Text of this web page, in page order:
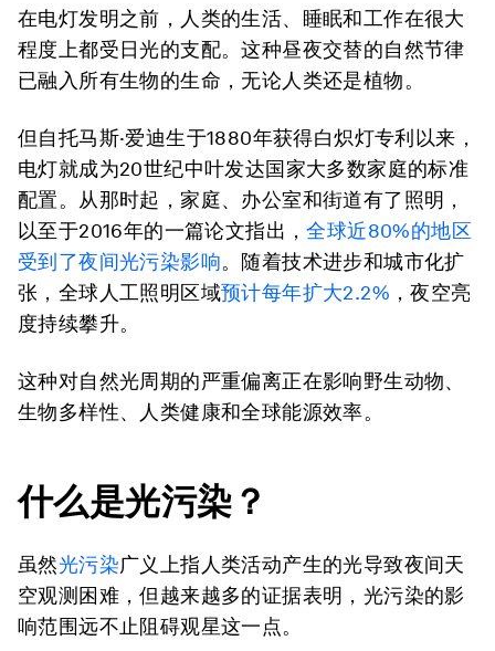
在电灯发明之前，人类的生活、睡眠和工作在很大
程度上都受日光的支配。这种昼夜交替的自然节律
已融入所有生物的生命，无论人类还是植物。
但自托马斯·爱迪生于1880年获得白炽灯专利以来，
电灯就成为20世纪中叶发达国家大多数家庭的标准
配置。从那时起，家庭、办公室和街道有了照明，
以至于2016年的一篇论文指出，全球近80%的地区
受到了夜间光污染影响。随着技术进步和城市化扩
张，全球人工照明区域预计每年扩大2.2% ，夜空亮
度持续攀升。
这种对自然光周期的严重偏离正在影响野生动物、
生物多样性、人类健康和全球能源效率。
什么是光污染？
虽然光污染广义上指人类活动产生的光导致夜间天
空观测困难，但越来越多的证据表明，光污染的影
响范围远不止阻碍观星这一点。